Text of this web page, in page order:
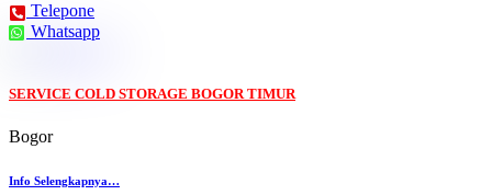
Telepone
Whatsapp
SERVICE COLD STORAGE BOGOR TIMUR
Bogor
Info Selengkapnya…